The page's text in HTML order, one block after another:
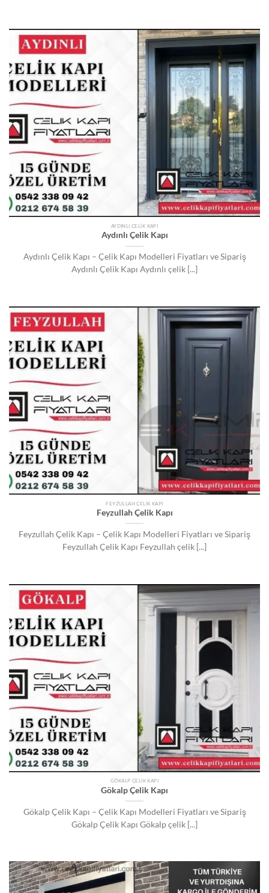
AYDINLI ÇELIK KAPI
Aydınlı Çelik Kapı
Aydınlı Çelik Kapı – Çelik Kapı Modelleri Fiyatları ve Sipariş
Aydınlı Çelik Kapı Aydınlı çelik [...]
FEYZULLAH ÇELIK KAPI
Feyzullah Çelik Kapı
Feyzullah Çelik Kapı – Çelik Kapı Modelleri Fiyatları ve Sipariş
Feyzullah Çelik Kapı Feyzullah çelik [...]
GÖKALP ÇELIK KAPI
Gökalp Çelik Kapı
Gökalp Çelik Kapı – Çelik Kapı Modelleri Fiyatları ve Sipariş
Gökalp Çelik Kapı Gökalp çelik [...]